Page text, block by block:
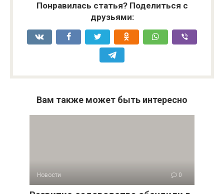
Понравилась статья? Поделиться с
друзьями:
Вам также может быть интересно
Новости 0